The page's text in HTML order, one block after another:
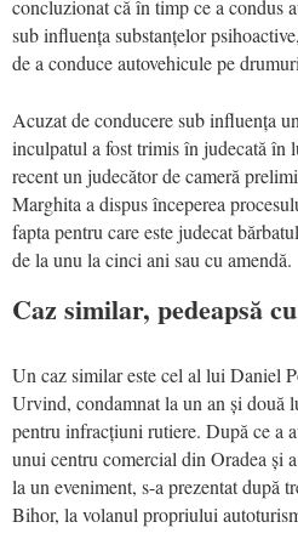
concluzionat că în timp ce a condus
sub influența substanțelor
de a conduce autovehicule pe
Acuzat de conducere sub influența
inculpatul a fost trimis în judecată în
recent un judecător de cameră
Marghita a dispus începerea
fapta pentru care este judecat
de la unu la cinci ani sau cu amendă.
Caz similar, pedeapsă
Un caz similar este cel al lui Daniel
Urvind, condamnat la un an și două
pentru infracțiuni rutiere. După ce a
unui centru comercial din Oradea și
la un eveniment, s-a prezentat după
Bihor, la volanul propriului